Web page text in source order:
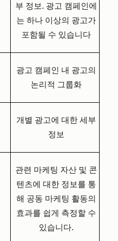
부 정보. 광고 캠페인에
는 하나 이상의 광고가
포함될 수 있습니다
광고 캠페인 내 광고의
논리적 그룹화
개별 광고에 대한 세부
정보
관련 마케팅 자산 및 콘
텐츠에 대한 정보를 통
해 공동 마케팅 활동의
효과를 쉽게 측정할 수
있습니다.